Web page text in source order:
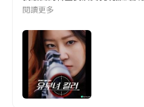
閱讀更多